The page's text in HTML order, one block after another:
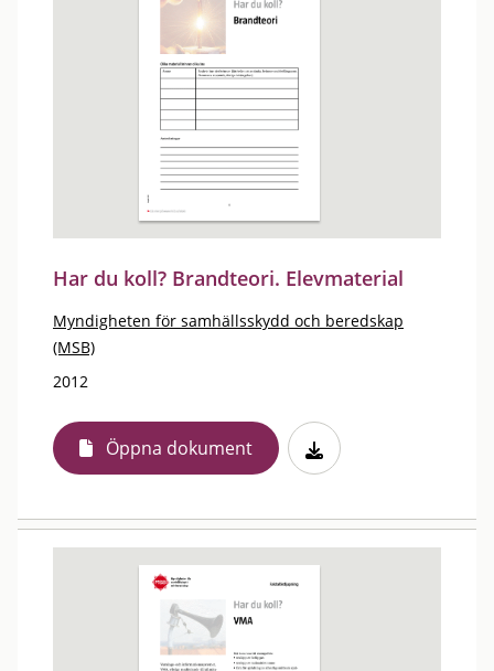
Har du koll? Brandteori. Elevmaterial
Myndigheten för samhällsskydd och beredskap
(MSB)
2012
Öppna dokument